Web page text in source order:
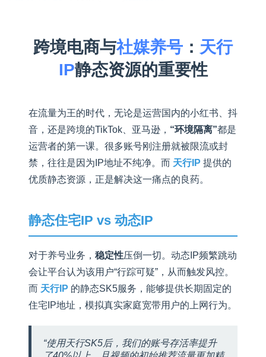
跨境电商与社媒养号 ： 天行
IP静态资源的重要性
在流量为王的时代，无论是运营国内的小红书、抖
音，还是跨境的TikTok、亚马逊， “环境隔离”都是
运营者的第一课。很多账号刚注册就被限流或封
禁，往往是因为IP地址不纯净。而 天行IP 提供的
优质静态资源，正是解决这一痛点的良药。
静态住宅IP vs 动态IP
对于养号业务， 稳定性压倒一切。动态IP频繁跳动
会让平台认为该用户“行踪可疑”，从而触发风控。
而 天行IP 的静态SK5服务，能够提供长期固定的
住宅IP地址，模拟真实家庭宽带用户的上网行为。
“使用天行SK5后，我们的账号存活率提升